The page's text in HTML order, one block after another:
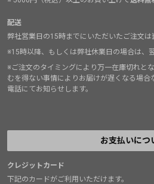
配送
弊社営業日の15時までにいただいたご注文は
※15時以降、もしくは弊社休業日の場合は、
※ご注文のタイミングにより万一在庫切れと
むを得ない事情によりお届けが遅くなる場
電話にてお知らせします。
お支払いにつ
クレジットカード
下記のカードがご利用いただけます。